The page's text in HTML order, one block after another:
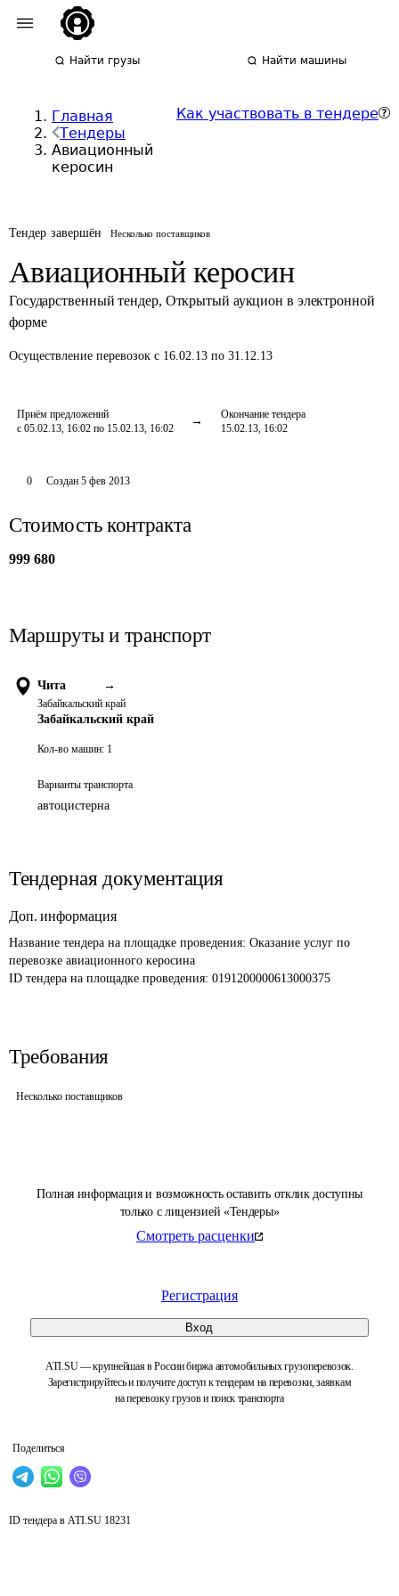
Найти грузы Найти машины
Главная
Тендеры
Авиационный
керосин
Как участвовать в тендере
Тендер завершён Несколько поставщиков
Авиационный керосин
Государственный тендер, Открытый аукцион в электронной
форме
Осуществление перевозок с 16.02.13 по 31.12.13
Приём предложений
с 05.02.13, 16:02 по 15.02.13, 16:02
Окончание тендера
15.02.13, 16:02
Полная информация и возможность оставить отклик доступны
только с лицензией «Тендеры»
Смотреть расценки
Регистрация
Вход
ATI.SU — крупнейшая в России биржа автомобильных грузоперевозок.
Зарегистрируйтесь и получите доступ к тендерам на перевозки, заявкам
на перевозку грузов и поиск транспорта
Поделиться
0 Создан 5 фев 2013
Стоимость контракта
999 680
Маршруты и транспорт
Чита →
Забайкальский край
Забайкальский край
Кол-во машин: 1
Варианты транспорта
автоцистерна
Тендерная документация
Доп. информация
Название тендера на площадке проведения: Оказание услуг по
перевозке авиационного керосина
ID тендера на площадке проведения: 0191200000613000375
Требования
Несколько поставщиков
ID тендера в ATI.SU 18231